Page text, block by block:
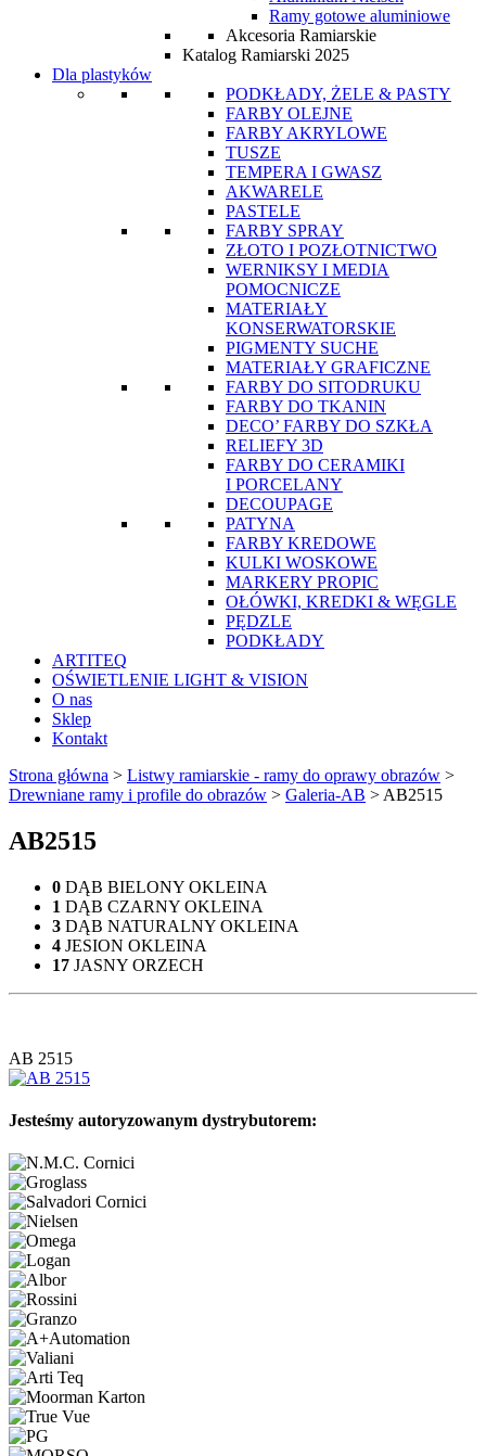
Ramy gotowe aluminiowe
Akcesoria Ramiarskie
Katalog Ramiarski 2025
Dla plastyków
PODKŁADY, ŻELE & PASTY
FARBY OLEJNE
FARBY AKRYLOWE
TUSZE
TEMPERA I GWASZ
AKWARELE
PASTELE
FARBY SPRAY
ZŁOTO I POZŁOTNICTWO
WERNIKSY I MEDIA
POMOCNICZE
MATERIAŁY
KONSERWATORSKIE
PIGMENTY SUCHE
MATERIAŁY GRAFICZNE
FARBY DO SITODRUKU
FARBY DO TKANIN
DECO’ FARBY DO SZKŁA
RELIEFY 3D
FARBY DO CERAMIKI
I PORCELANY
DECOUPAGE
PATYNA
FARBY KREDOWE
KULKI WOSKOWE
MARKERY PROPIC
OŁÓWKI, KREDKI & WĘGLE
PĘDZLE
PODKŁADY
ARTITEQ
OŚWIETLENIE LIGHT & VISION
O nas
Sklep
Kontakt
Strona główna > Listwy ramiarskie - ramy do oprawy obrazów >
Drewniane ramy i profile do obrazów > Galeria-AB > AB2515
AB2515
0 DĄB BIELONY OKLEINA
1 DĄB CZARNY OKLEINA
3 DĄB NATURALNY OKLEINA
4 JESION OKLEINA
17 JASNY ORZECH
AB 2515
Jesteśmy autoryzowanym dystrybutorem: